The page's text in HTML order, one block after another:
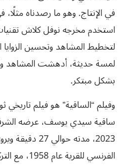
في الإنتاج. وهو ما رصدناه مثلًا،
استخدم مخرجه نوفل كلاش
لتخطيط المشاهد وتحسين
لمسة حديثة، أدهشت المشاهد
بشكل مبتكر.
وفيلم “الساقية” هو فيلم
ساقية سيدي يوسف، عرضه
2023، مدته
الفرنسي للقرية عام 1958، مع التركيز على المعاناة الإنسانية.